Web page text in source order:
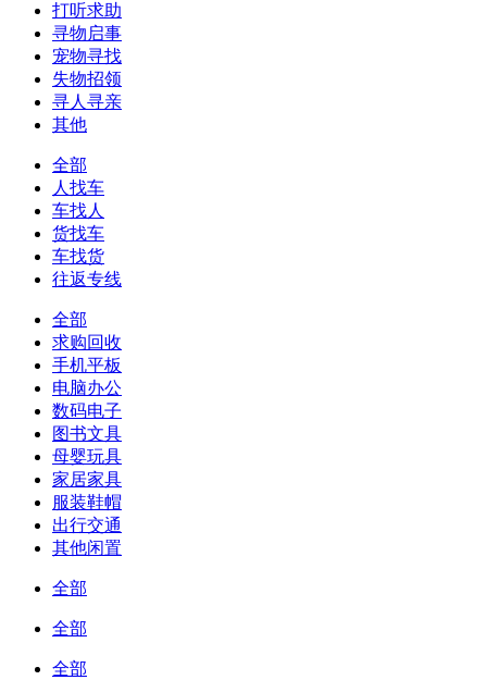
打听求助
寻物启事
宠物寻找
失物招领
寻人寻亲
其他
全部
人找车
车找人
货找车
车找货
往返专线
全部
求购回收
手机平板
电脑办公
数码电子
图书文具
母婴玩具
家居家具
服装鞋帽
出行交通
其他闲置
全部
全部
全部